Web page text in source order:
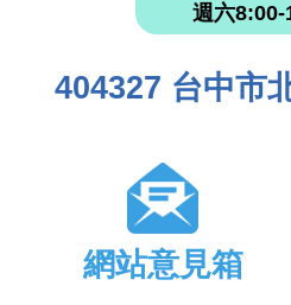
週六8:00-
404327 台中市
網站意見箱